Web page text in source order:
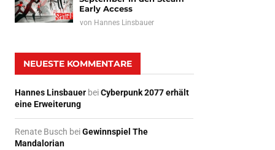
Early Access
von Hannes Linsbauer
NEUESTE KOMMENTARE
Hannes Linsbauer beiCyberpunk 2077 erhält
eine Erweiterung
Renate Busch beiGewinnspiel The
Mandalorian